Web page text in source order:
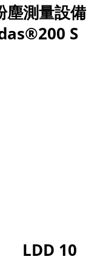
塵測量設備
S
LDD 10